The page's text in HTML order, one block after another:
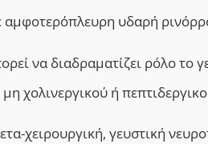
αμφοτερόπλευρη υδαρή
να διαδραματίζει ρόλο το
χολινεργικού ή
χειρουργική, γευστική